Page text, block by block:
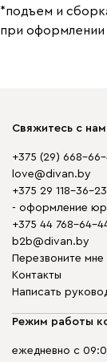
*подъем и
при оформлении
Свяжитесь с
+375 (29) 668-
love@divan.by
+375 29 118-36-
- оформление
+375 44 768-64-
b2b@divan.by
Перезвоните мне
Контакты
Написать
Режим работы
ежедневно с